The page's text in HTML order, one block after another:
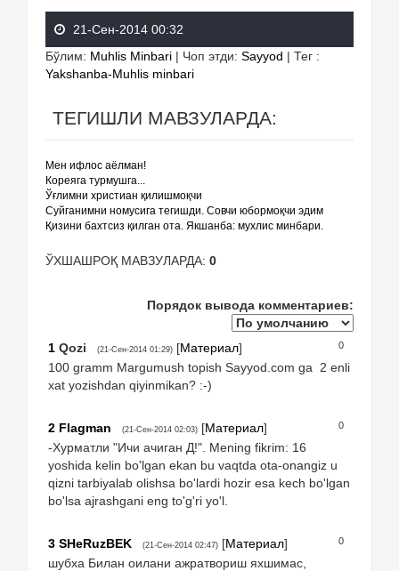
21-Сен-2014 00:32
Бўлим: Muhlis Minbari | Чоп этди: Sayyod | Тег :
Yakshanba-Muhlis minbari
ТЕГИШЛИ МАВЗУЛАРДА:
Мен ифлос аёлман!
Кореяга турмушга...
Ўғлимни христиан қилишмоқчи
Суйганимни номусига тегишди. Совчи юбормоқчи эдим
Қизини бахтсиз қилган ота. Якшанба: мухлис минбари.
ЎХШАШРОҚ МАВЗУЛАРДА: 0
Порядок вывода комментариев:
0
1 Qozi (21-Сен-2014 01:29) [Материал]
100 gramm Margumush topish Sayyod.com ga 2 enli
xat yozishdan qiyinmikan? :-)
0
2 Flagman (21-Сен-2014 02:03) [Материал]
-Хурматли "Ичи ачиган Д!". Mening fikrim: 16
yoshida kelin bo'lgan ekan bu vaqtda ota-onangiz u
qizni tarbiyalab olishsa bo'lardi hozir esa kech bo'lgan
bo'lsa ajrashgani eng to'g'ri yo'l.
0
3 SHeRuzBEK (21-Сен-2014 02:47) [Материал]
шубха Билан оилани ажратвориш яхшимас,